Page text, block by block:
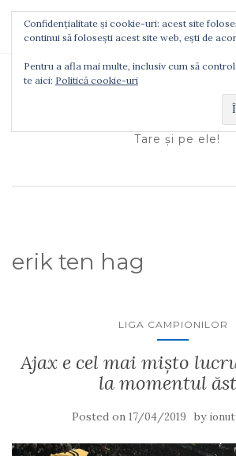
TOGGLE NAVIGATION
Ionuţ
Tare şi pe ele!
erik ten hag
LIGA CAMPIONILOR
Ajax e cel mai mişto
la momentul
Posted on 17/04/2019 by
Confidențialitate și cookie-uri: acest site
continui să folosești acest site web, ești de
Pentru a afla mai multe, inclusiv cum să
te aici: Politică cookie-uri